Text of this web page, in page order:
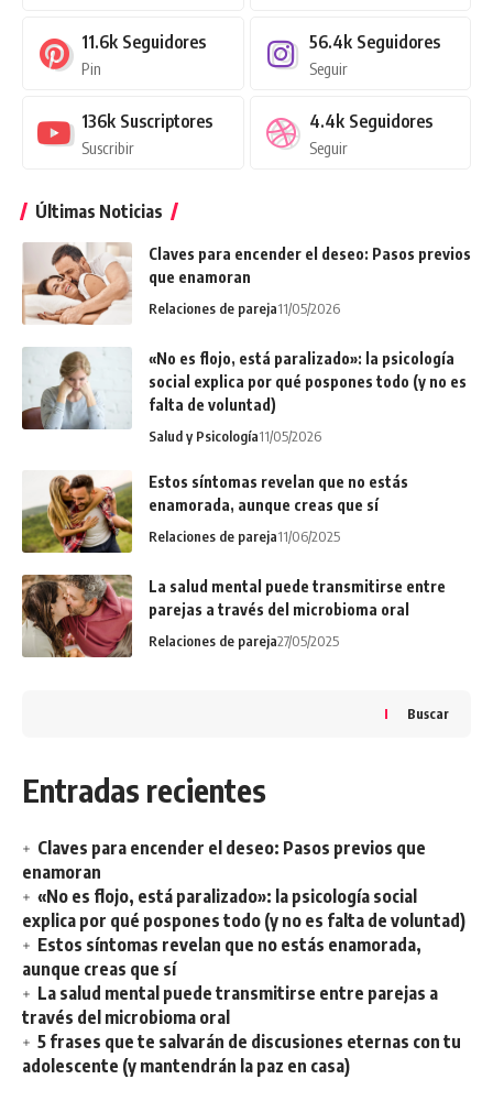
11.6k Seguidores
Pin
56.4k Seguidores
Seguir
136k Suscriptores
Suscribir
4.4k Seguidores
Seguir
Últimas Noticias
Claves para encender el deseo: Pasos previos
que enamoran
Relaciones de pareja11/05/2026
«No es flojo, está paralizado»: la psicología
social explica por qué pospones todo (y no es
falta de voluntad)
Salud y Psicología11/05/2026
Estos síntomas revelan que no estás
enamorada, aunque creas que sí
Relaciones de pareja11/06/2025
La salud mental puede transmitirse entre
parejas a través del microbioma oral
Relaciones de pareja27/05/2025
Buscar
Entradas recientes
Claves para encender el deseo: Pasos previos que
enamoran
«No es flojo, está paralizado»: la psicología social
explica por qué pospones todo (y no es falta de voluntad)
Estos síntomas revelan que no estás enamorada,
aunque creas que sí
La salud mental puede transmitirse entre parejas a
través del microbioma oral
5 frases que te salvarán de discusiones eternas con tu
adolescente (y mantendrán la paz en casa)